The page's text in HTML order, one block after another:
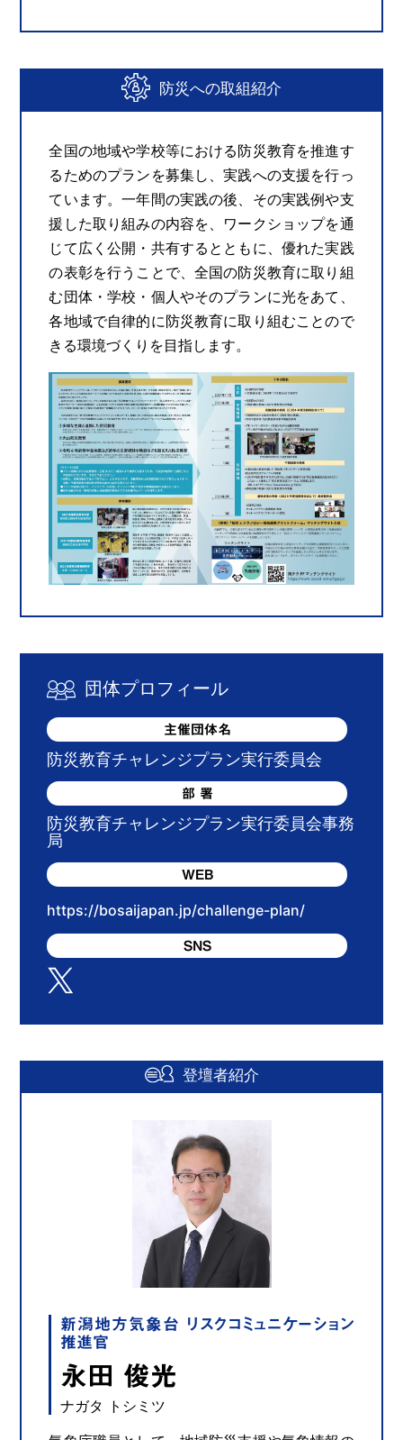
防災への取組紹介
全国の地域や学校等における防災教育を推進す
るためのプランを募集し、実践への支援を行っ
ています。一年間の実践の後、その実践例や支
援した取り組みの内容を、ワークショップを通
じて広く公開・共有するとともに、優れた実践
の表彰を行うことで、全国の防災教育に取り組
む団体・学校・個人やそのプランに光をあて、
各地域で自律的に防災教育に取り組むことので
きる環境づくりを目指します。
団体プロフィール
主催団体名
防災教育チャレンジプラン実行委員会
部 署
防災教育チャレンジプラン実行委員会事務
局
WEB
https://bosaijapan.jp/challenge-plan/
SNS
登壇者紹介
新潟地方気象台 リスクコミュニケーション
推進官
永田 俊光
ナガタ トシミツ